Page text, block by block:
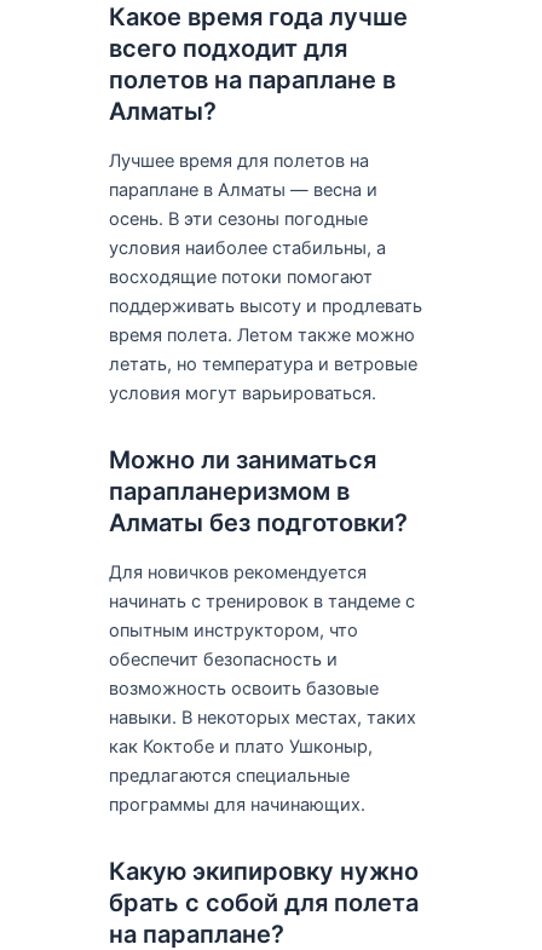
Какое время года лучше
всего подходит для
полетов на параплане в
Алматы?
Лучшее время для полетов на
параплане в Алматы — весна и
осень. В эти сезоны погодные
условия наиболее стабильны, а
восходящие потоки помогают
поддерживать высоту и продлевать
время полета. Летом также можно
летать, но температура и ветровые
условия могут варьироваться.
Можно ли заниматься
парапланеризмом в
Алматы без подготовки?
Для новичков рекомендуется
начинать с тренировок в тандеме с
опытным инструктором, что
обеспечит безопасность и
возможность освоить базовые
навыки. В некоторых местах, таких
как Коктобе и плато Ушконыр,
предлагаются специальные
программы для начинающих.
Какую экипировку нужно
брать с собой для полета
на параплане?